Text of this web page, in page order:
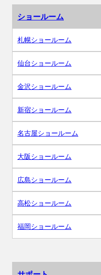
ショールーム
札幌ショールーム
仙台ショールーム
金沢ショールーム
新宿ショールーム
名古屋ショールーム
大阪ショールーム
広島ショールーム
高松ショールーム
福岡ショールーム